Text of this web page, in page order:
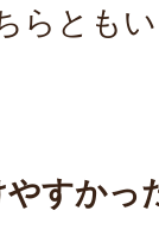
らとも
すかっ